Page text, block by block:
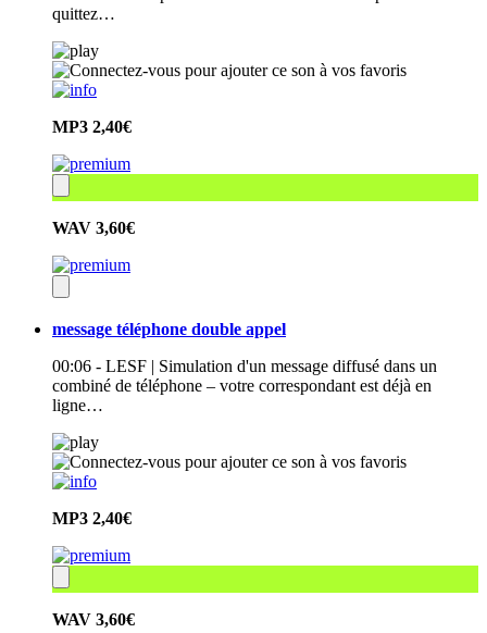
quittez…
MP3 2,40€
WAV 3,60€
message téléphone double appel
00:06 - LESF | Simulation d'un message diffusé dans un
combiné de téléphone – votre correspondant est déjà en
ligne…
MP3 2,40€
WAV 3,60€